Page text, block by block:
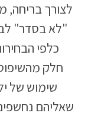
לצורך בריחה,
"לא בסדר"
כלפי
חלק
שימוש של
שאליהם